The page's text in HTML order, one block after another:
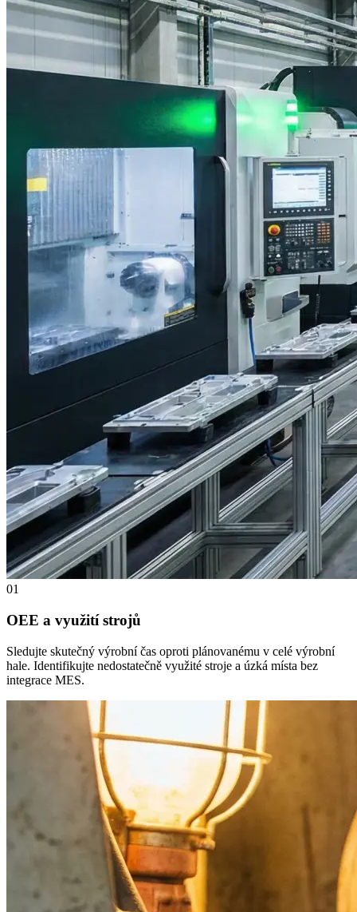
01
OEE a využití strojů
Sledujte skutečný výrobní čas oproti plánovanému v celé výrobní
hale. Identifikujte nedostatečně využité stroje a úzká místa bez
integrace MES.